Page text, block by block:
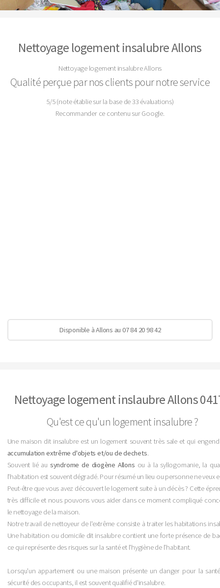
Nettoyage logement insalubre Allons
Nettoyage logement insalubre Allons
Qualité perçue par nos clients pour notre service
5/5(note établie sur la base de33 évaluations)
Recommander ce contenu sur Google.
Disponible à Allons au 07 84 20 98 42
Nettoyage logement inslaubre Allons
Qu'est ce qu'un logement insalubre ?
Une maison dit insalubre est un logement souvent très sale et qui
accumulation extrême d'objets et/ou de dechets.
Souvent lié au syndrome de diogène Allons ou à la syllogomanie, la
l'habitation est souvent dégradé. Pour résumé un lieu ou personne ne veux
Peut-être que vous avez découvert le logement suite à un décès ? Cette
très difficile et nous pouvons vous aider dans ce moment compliqué
le nettoyage de la maison.
Notre travail de nettoyeur de l'extrême consiste à traiter les habitations
Une habitation ou domicile dit insalubre contient une forte présence de
ce qui représente des risques sur la santé et l'hygiène de l'habitant.
Lorsqu'un appartement ou une maison présente un danger pour la
sécurité des occupants, il est souvent qualifié d'insalubre.